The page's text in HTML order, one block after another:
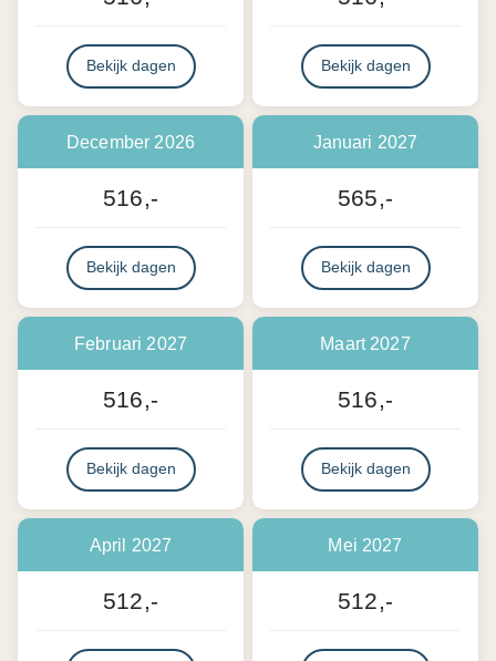
Bekijk dagen Bekijk dagen
December 2026
516,-
Bekijk dagen
Januari 2027
565,-
Bekijk dagen
Februari 2027
516,-
Bekijk dagen
Maart 2027
516,-
Bekijk dagen
April 2027
512,-
Mei 2027
512,-